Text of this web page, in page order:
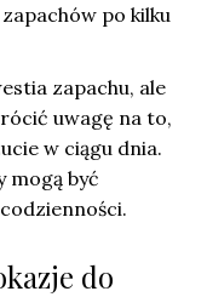
po kilku
zapachu, ale
uwagę na to,
w ciągu dnia.
mogą być
do